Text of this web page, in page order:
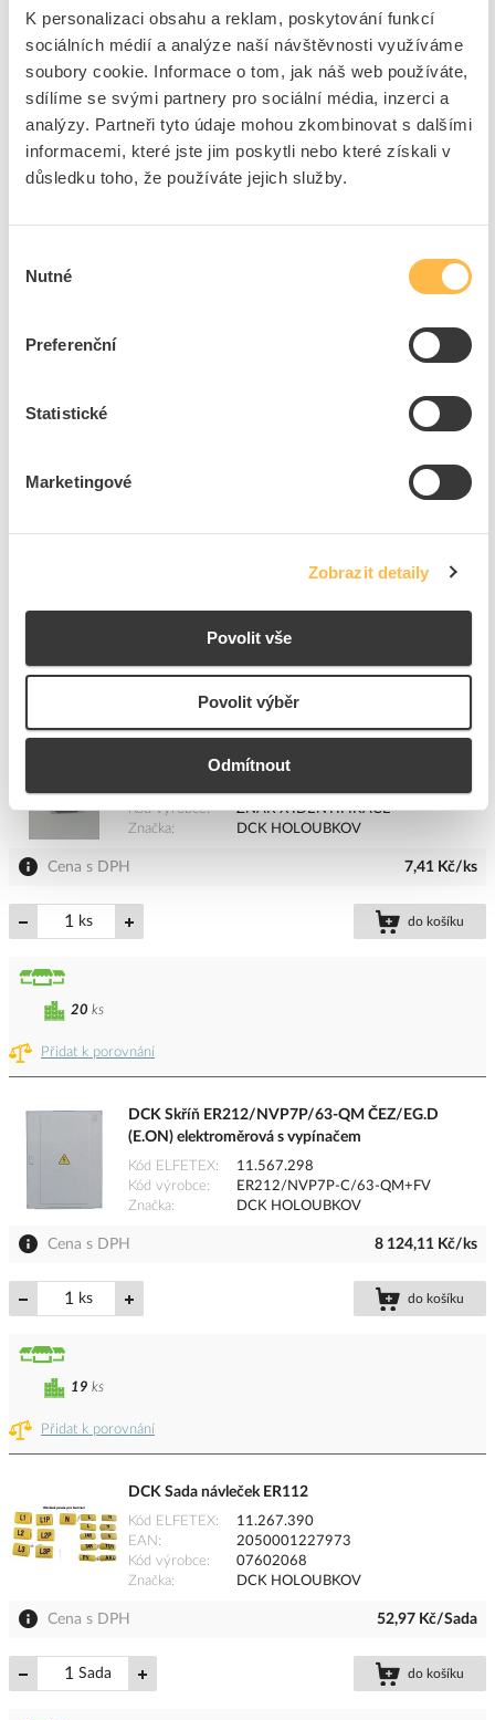
K personalizaci obsahu a reklam, poskytování funkcí
sociálních médií a analýze naší návštěvnosti využíváme
soubory cookie. Informace o tom, jak náš web používáte,
sdílíme se svými partnery pro sociální média, inzerci a
analýzy. Partneři tyto údaje mohou zkombinovat s dalšími
informacemi, které jste jim poskytli nebo které získali v
důsledku toho, že používáte jejich služby.
souhlasu
Nutné
Preferenční
Statistické
Marketingové
Zobrazit detaily
Povolit vše
Povolit výběr
Odmítnout
EAN
2050000510946
Značka
DCK HOLOUBKOV
Cena s DPH 7,43 Kč/ks
ks do košíku
Přidat k porovnání
DCK Skříň ER212/NKP7P/63-QM+FV ČEZ/EG.D
(E.ON) elektroměrová pro fotovoltaiku v pilíři, s
Cena s DPH 12 407,98 Kč/ks
Přidat k porovnání
DCK Znak X identifikace
Kód ELFETEX
10.896.919
Kód výrobce
ZNAK X IDENTIFIKACE
Značka
DCK HOLOUBKOV
Cena s DPH 7,41 Kč/ks
ks do košíku
Přidat k porovnání
20 ks
DCK Skříň ER212/NVP7P/63-QM ČEZ/EG.D
(E.ON) elektroměrová s vypínačem
Kód ELFETEX
11.567.298
Kód výrobce
ER212/NVP7P-C/63-QM+FV
Značka
DCK HOLOUBKOV
Cena s DPH 8 124,11 Kč/ks
ks do košíku
Přidat k porovnání
19 ks
DCK Sada návleček ER112
Kód ELFETEX
11.267.390
EAN
2050001227973
Kód výrobce
07602068
Značka
DCK HOLOUBKOV
Cena s DPH 52,97 Kč/Sada
Sada do košíku